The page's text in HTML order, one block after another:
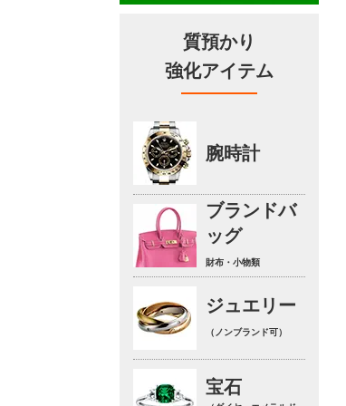
質預かり
強化アイテム
腕時計
ブランドバ
ッグ
財布・小物類
ジュエリー
（ノンブランド可）
宝石